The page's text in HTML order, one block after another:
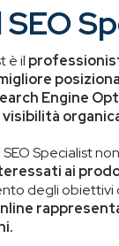
SEO
è il
Engine
Specialist
ai
degli obiettivi